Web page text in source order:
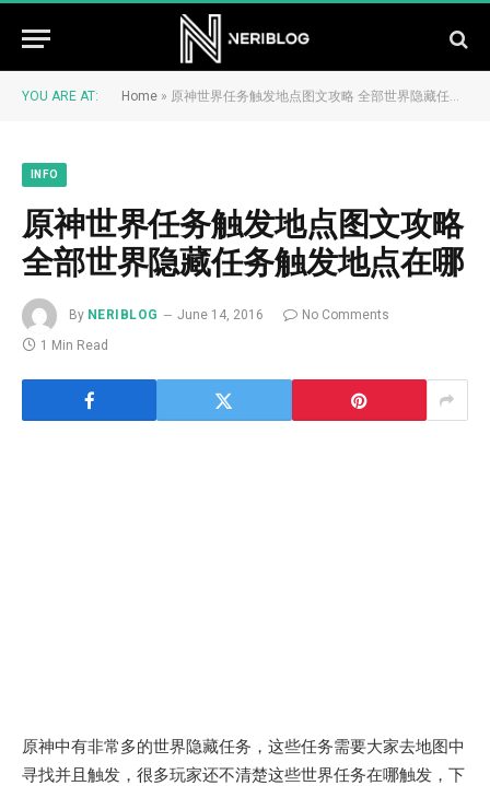
YOU ARE AT: Home » 原神世界任务触发地点图文攻略 全部世界隐藏任务触发地点在哪
INFO
原神世界任务触发地点图文攻略
全部世界隐藏任务触发地点在哪
By NERIBLOG June 14, 2016
No Comments
1 Min Read
原神中有非常多的世界隐藏任务，这些任务需要大家去地图中
寻找并且触发，很多玩家还不清楚这些世界任务在哪触发，下